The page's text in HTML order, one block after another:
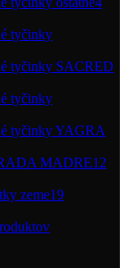
tyčinky
tyčinky SACRED
tyčinky
tyčinky YAGRA
MADRE12
zeme19